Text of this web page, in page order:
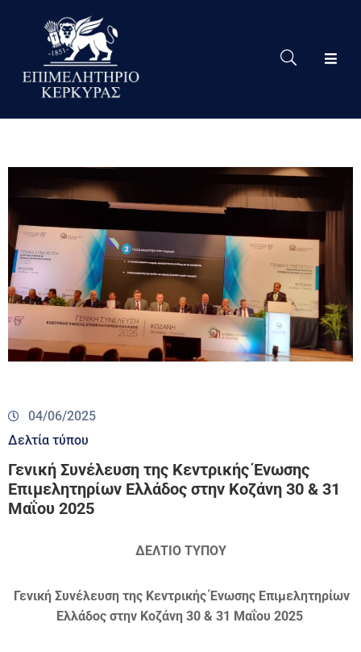
Το
Eπιμελητήριο
Ειδική
Πληροφόρηση
Χρήσιμες
Συνδέσεις
04/06/2025
Δελτία τύπου
Γενική Συνέλευση της Κεντρικής Ένωσης
Επιμελητηρίων Ελλάδος στην Κοζάνη 30 & 31
Μαΐου 2025
ΔΕΛΤΙΟ ΤΥΠΟΥ
Γενική Συνέλευση της Κεντρικής Ένωσης Επιμελητηρίων
Ελλάδος στην Κοζάνη 30 & 31 Μαΐου 2025